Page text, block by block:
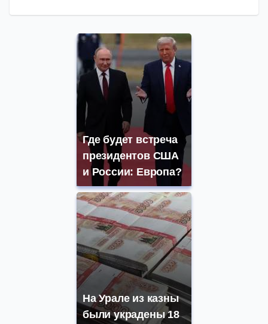
Где будет встреча
президентов США
и России: Европа?
На Урале из казны
были украдены 18